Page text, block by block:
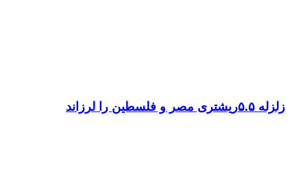
زلزله ۵.۵ریشتری مصر و فلسطین را لرزاند